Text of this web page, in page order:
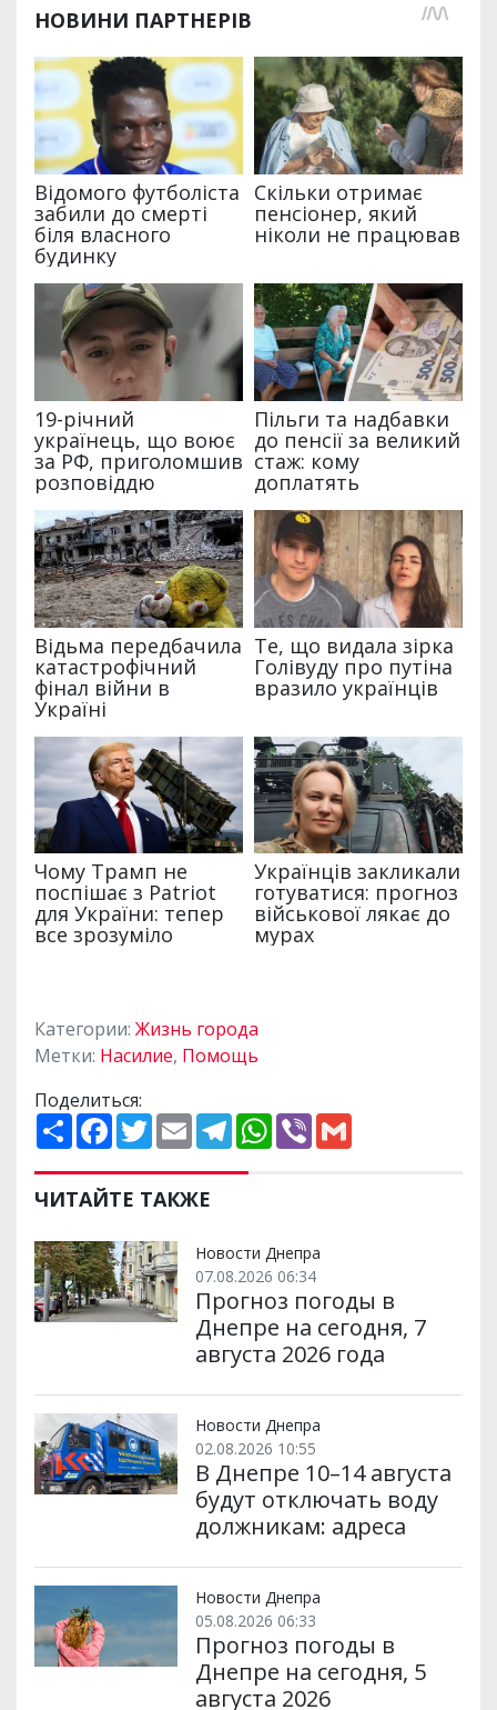
Категории: Жизнь города
Метки: Насилие, Помощь
Поделиться:
П
о
и
р
и
и
F
a
e
b
o
k
T
w
t
t
e
E
m
i
l
T
e
e
m
W
h
p
V
ЧИТАЙТЕ ТАКЖЕ
Новости Днепра
07.08.2026 06:34
Прогноз погоды в
Днепре на сегодня, 7
августа 2026 года
Новости Днепра
02.08.2026 10:55
В Днепре 10–14 августа
будут отключать воду
должникам: адреса
Новости Днепра
05.08.2026 06:33
Прогноз погоды в
Днепре на сегодня, 5
августа 2026